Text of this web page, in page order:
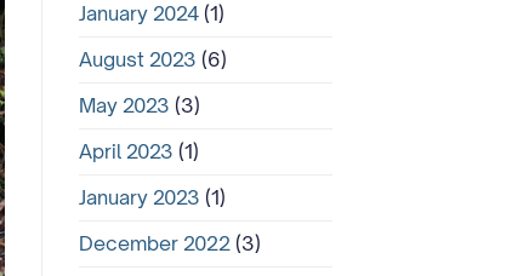
January 2024 (1)
August 2023 (6)
May 2023 (3)
April 2023 (1)
January 2023 (1)
December 2022 (3)